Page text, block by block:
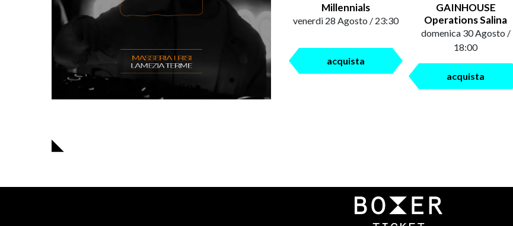
Millennials
venerdì 28 Agosto / 23:30
acquista
GAINHOUSE
Operations Salina
domenica 30 Agosto /
18:00
acquista